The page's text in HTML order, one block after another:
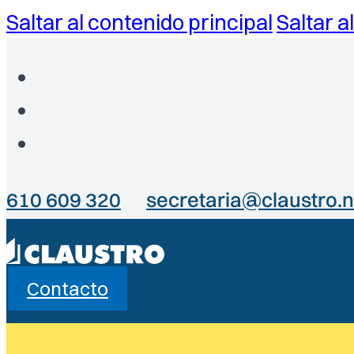
Saltar al contenido principalSaltar
610 609 320
Contacto